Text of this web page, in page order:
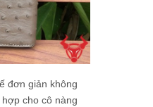
đơn giản không
cho cô nàng